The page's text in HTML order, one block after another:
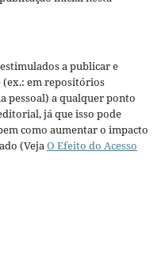
a publicar e
em repositórios
pessoal) a qualquer ponto
já que isso pode
como aumentar o impacto
(VejaO Efeito do Acesso